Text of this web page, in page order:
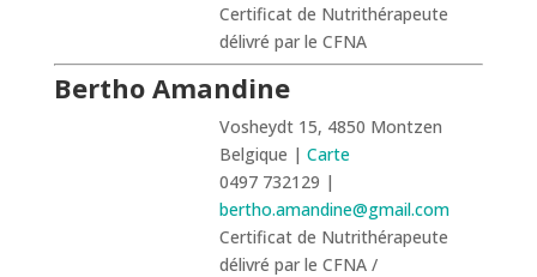
Certificat de Nutrithérapeute
délivré par le CFNA
Bertho Amandine
Vosheydt 15, 4850 Montzen
Belgique | Carte
0497 732129 |
bertho.amandine@gmail.com
Certificat de Nutrithérapeute
délivré par le CFNA /